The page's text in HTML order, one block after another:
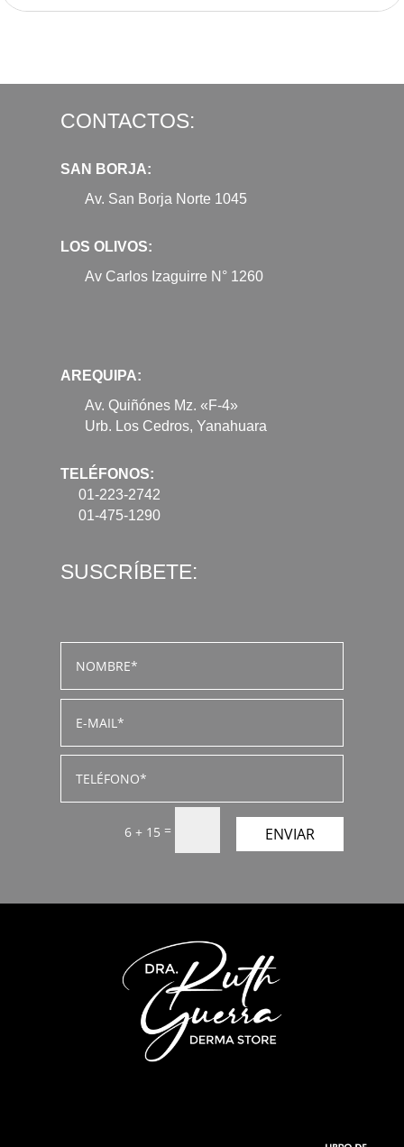
CONTACTOS:
SAN BORJA:
Av. San Borja Norte 1045
LOS OLIVOS:
Av Carlos Izaguirre N° 1260
AREQUIPA:
Av. Quiñónes Mz. «F-4»
Urb. Los Cedros, Yanahuara
TELÉFONOS:
01-223-2742
01-475-1290
SUSCRÍBETE:
6 + 15 = ENVIAR